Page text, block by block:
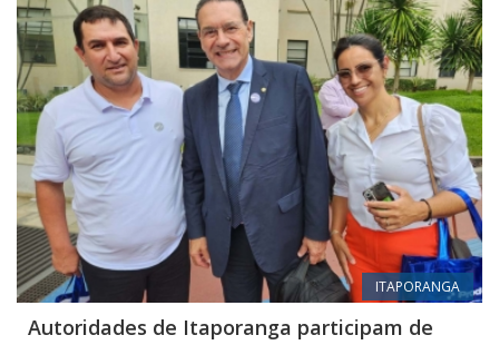
ITAPORANGA
Autoridades de Itaporanga participam de